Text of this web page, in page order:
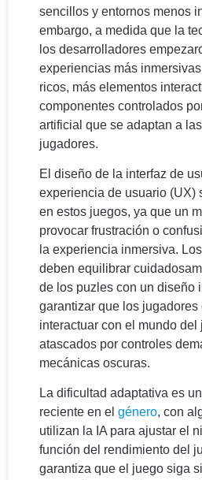
sencillos y entornos menos
embargo, a medida que la
los desarrolladores
experiencias más
ricos, más elementos
componentes controlados
artificial que se adaptan a
jugadores.
El diseño de la interfaz de
experiencia de usuario (UX)
en estos juegos, ya que un
provocar frustración o
la experiencia inmersiva.
deben equilibrar
de los puzles con un diseño
garantizar que los
interactuar con el mundo
atascados por controles
mecánicas oscuras.
La dificultad adaptativa es
reciente en el género, con
utilizan la IA para ajustar el
función del rendimiento del
garantiza que el juego siga